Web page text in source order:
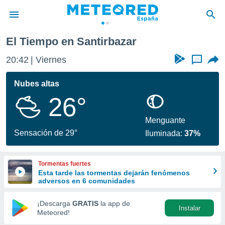
de
por
que se
calidad.
a este
las
y
forma
digital
basada
El Tiempo en Santirbazar
20:42 Viernes ...
Nubes altas
26°
Sensación de 29°
Menguante
Iluminada:37%
Tormentas fuertes
Esta tarde las tormentas dejarán fenómenos
adversos en 6 comunidades
¡Descarga GRATIS la app de
Meteored!
Instalar